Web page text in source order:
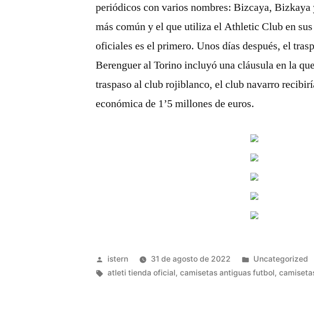
periódicos con varios nombres: Bizcaya,
más común y el que utiliza el Athletic Club en
oficiales es el primero. Unos días después, el
Berenguer al Torino incluyó una cláusula en la
traspaso al club rojiblanco, el club navarro
económica de 1’5 millones de euros.
Publicado
por
istern 31 de agosto de 2022
Publicado
en
Uncategorized
Etiquetas:
atleti tienda oficial,camisetas antiguas futbol,